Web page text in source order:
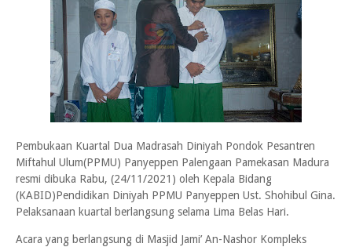
Pembukaan Kuartal Dua Madrasah Diniyah Pondok Pesantren
Miftahul Ulum(PPMU) Panyeppen Palengaan Pamekasan Madura
resmi dibuka Rabu, (24/11/2021) oleh Kepala Bidang
(KABID)Pendidikan Diniyah PPMU Panyeppen Ust. Shohibul Gina.
Pelaksanaan kuartal berlangsung selama Lima Belas Hari.
Acara yang berlangsung di Masjid Jami’ An-Nashor Kompleks